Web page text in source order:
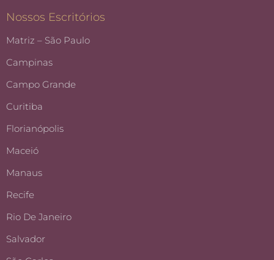
Nossos Escritórios
Matriz – São Paulo
Campinas
Campo Grande
Curitiba
Florianópolis
Maceió
Manaus
Recife
Rio De Janeiro
Salvador